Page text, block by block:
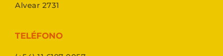
Alvear 2731
TELÉFONO